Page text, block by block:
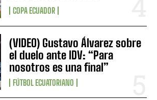
COPA ECUADOR
(VIDEO) Gustavo Álvarez sobre
el duelo ante IDV: “Para
nosotros es una final”
FÚTBOL ECUATORIANO